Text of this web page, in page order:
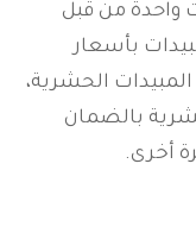
واحدة من قبل
بأسعار
الحشرية،
بالضمان
أخرى.